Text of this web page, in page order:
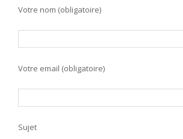
Votre nom (obligatoire)
Votre email (obligatoire)
Sujet